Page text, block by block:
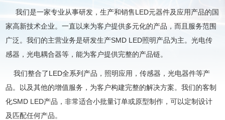
我们是一家专业从事研发，生产和销售LED元器件及应用产品的国
家高新技术企业。一直以来为客户提供多元化的产品，而且服务范围
广泛。我们的主营业务是研发生产SMD LED照明产品为主。光电传
感器，光电耦合器等，能为客户提供完整的产品链。
我们整合了LED全系列产品，照明应用，传感器，光电器件等产
品。以及其他的增值服务，为客户构建完整的解决方案。我们的客制
化SMD LED产品，非常适合小批量订单或原型制作，可以定制设计
及匹配任何产品。